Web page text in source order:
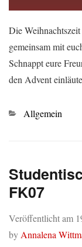
Die
gemeinsam mit
Schnappt eure
den Advent
Kategorien
Allgemein
FK07
Veröffentlicht am
by Annalena